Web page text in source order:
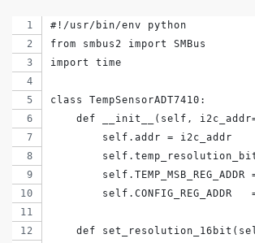
#!/usr/bin/env python
from smbus2 import SMBus
import time
class TempSensorADT7410:
def __init__(self,
        self.addr = i2c_addr
self.TEMP_MSB_REG_ADDR
self.CONFIG_REG_ADDR
def